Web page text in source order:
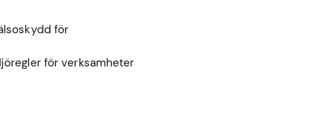
för
för verksamheter